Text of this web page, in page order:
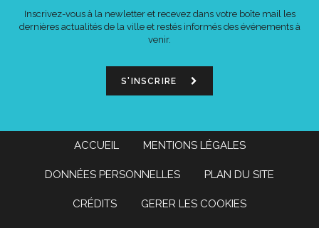
Inscrivez-vous à la newletter et recevez dans votre boîte mail les
dernières actualités de la ville et restés informés des événements à
venir.
S'INSCRIRE
ACCUEIL MENTIONS LÉGALES
DONNÉES PERSONNELLES PLAN DU SITE
CRÉDITS GERER LES COOKIES